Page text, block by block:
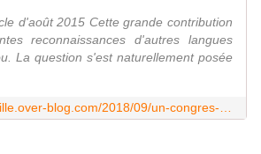
d'août 2015 Cette grande contribution
reconnaissances d'autres langues
La question s'est naturellement posée